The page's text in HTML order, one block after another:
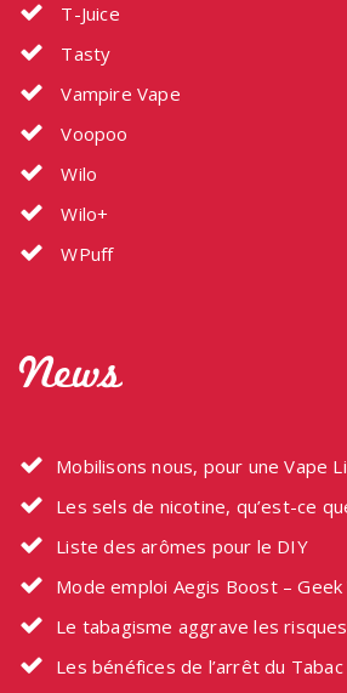
T-Juice
Tasty
Vampire Vape
Voopoo
Wilo
Wilo+
WPuff
News
Mobilisons nous, pour une Vape
Les sels de nicotine, qu’est-ce
Liste des arômes pour le DIY
Mode emploi Aegis Boost – Geek
Le tabagisme aggrave les
Les bénéfices de l’arrêt du Tabac